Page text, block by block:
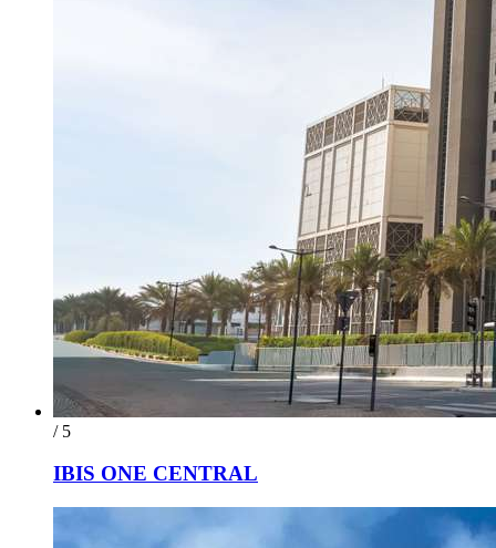
/ 5
IBIS ONE CENTRAL